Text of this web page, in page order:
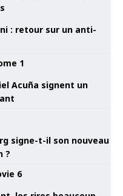
: retour sur un anti-
Acuña signent un
signe-t-il son nouveau
?